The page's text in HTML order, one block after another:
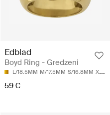
Edblad
Boyd Ring - Gredzeni
L/18.5MM M/17.5MM S/16.8MM XL/19.5MM
59 €